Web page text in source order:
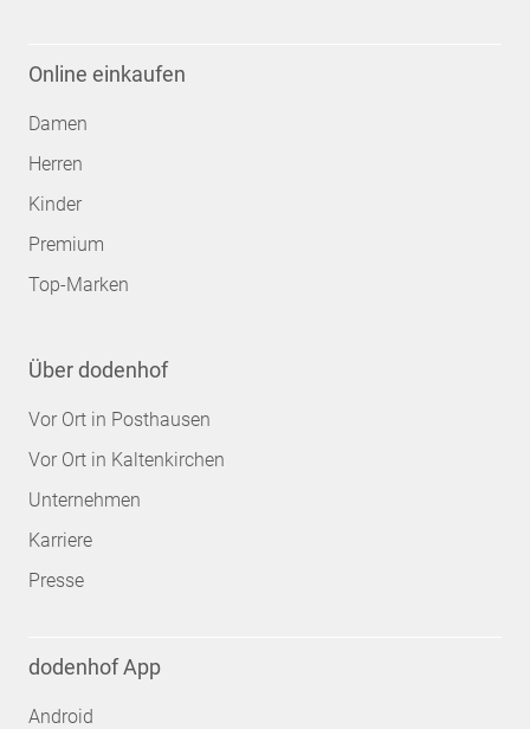
Online einkaufen
Damen
Herren
Kinder
Premium
Top-Marken
Über dodenhof
Vor Ort in Posthausen
Vor Ort in Kaltenkirchen
Unternehmen
Karriere
Presse
dodenhof App
Android